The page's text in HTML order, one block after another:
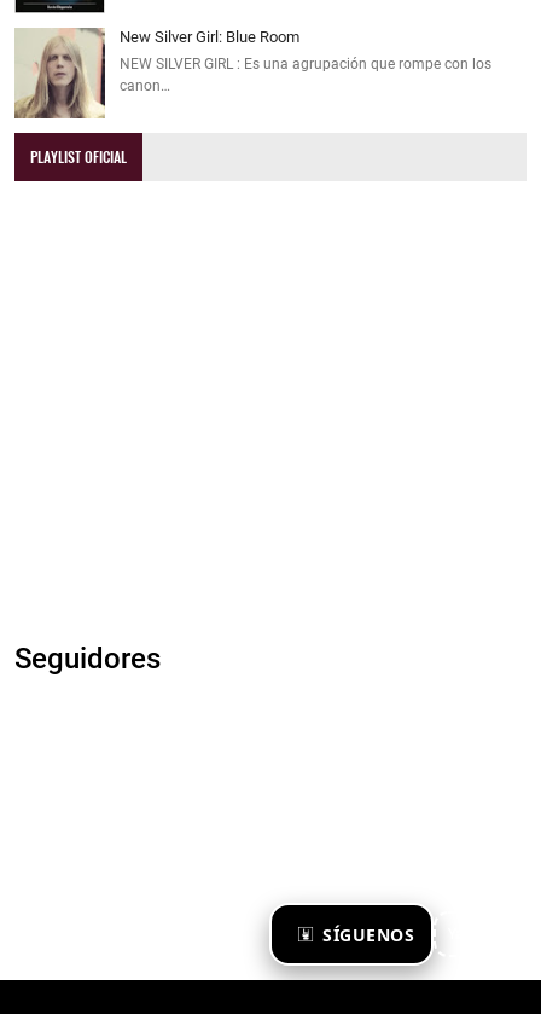
SÍGUENOS
New Silver Girl: Blue Room
NEW SILVER GIRL : Es una agrupación que rompe con los
canon…
PLAYLIST OFICIAL
Seguidores